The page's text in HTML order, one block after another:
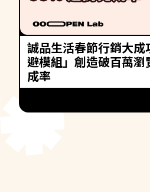
誠品生活春節行銷大成
避模組」創造破百萬
成率